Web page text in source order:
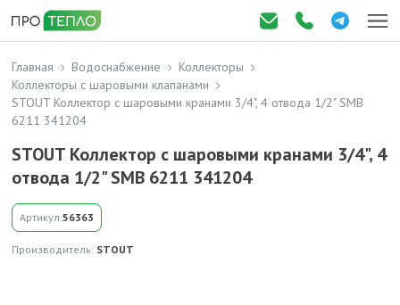
Главная Водоснабжение
Коллекторы
Коллекторы с шаровыми клапанами
STOUT Коллектор с шаровыми кранами 3/4", 4 отвода 1/2" SMB
6211 341204
STOUT Коллектор с шаровыми кранами 3/4", 4
отвода 1/2" SMB 6211 341204
Артикул:56363
Производитель: STOUT